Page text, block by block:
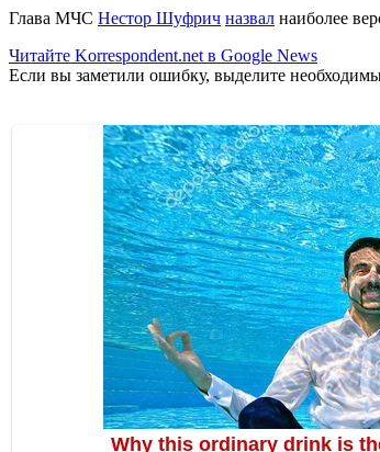
Глава МЧС Нестор Шуфрич назвал наиболее
Читайте Korrespondent.net в Google News
Если вы заметили ошибку, выделите